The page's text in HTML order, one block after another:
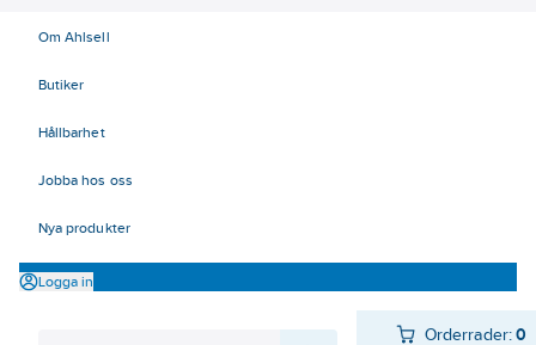
Om Ahlsell
Butiker
Hållbarhet
Jobba hos oss
Nya produkter
Logga in
Orderrader:0